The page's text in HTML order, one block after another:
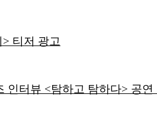
티저 광고
인터뷰 <탐하고 탐하다> 공연